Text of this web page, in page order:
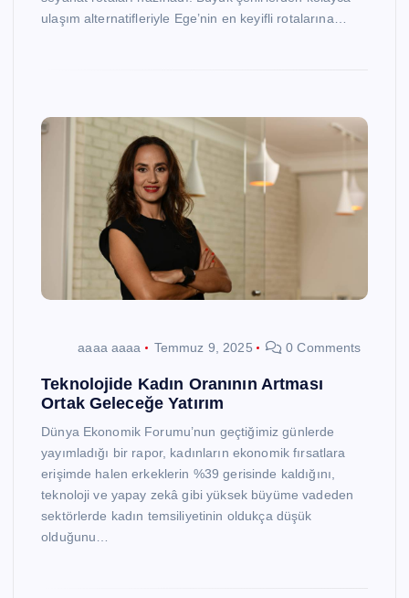
ulaşım alternatifleriyle Ege’nin en keyifli rotalarına…
aaaa aaaa Temmuz 9, 2025 0 Comments
Teknolojide Kadın Oranının Artması
Ortak Geleceğe Yatırım
Dünya Ekonomik Forumu’nun geçtiğimiz günlerde
yayımladığı bir rapor, kadınların ekonomik fırsatlara
erişimde halen erkeklerin %39 gerisinde kaldığını,
teknoloji ve yapay zekâ gibi yüksek büyüme vadeden
sektörlerde kadın temsiliyetinin oldukça düşük
olduğunu…